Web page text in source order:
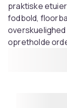
praktiske
fodbold,
opretholde